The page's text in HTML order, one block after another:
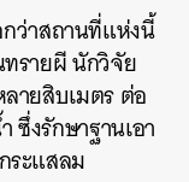
ว่าสถานที่แห่งนี้
ทรายผี นักวิจัย
ายสิบเมตร ต่อ
ซึ่งรักษาฐานเอา
ระแสลม